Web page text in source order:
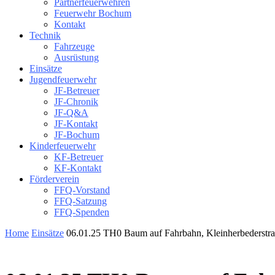
Partnerfeuerwehren
Feuerwehr Bochum
Kontakt
Technik
Fahrzeuge
Ausrüstung
Einsätze
Jugendfeuerwehr
JF-Betreuer
JF-Chronik
JF-Q&A
JF-Kontakt
JF-Bochum
Kinderfeuerwehr
KF-Betreuer
KF-Kontakt
Förderverein
FFQ-Vorstand
FFQ-Satzung
FFQ-Spenden
Home Einsätze 06.01.25 TH0 Baum auf Fahrbahn,